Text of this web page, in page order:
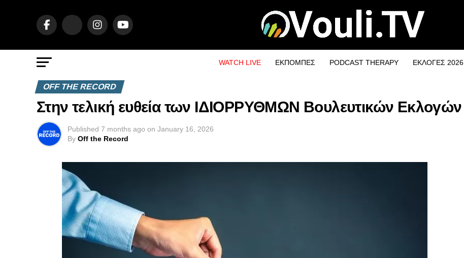
WATCH LIVE ΕΚΠΟΜΠΕΣ PODCAST THERAPY ΕΚΛΟΓΕΣ 2026
OFF THE RECORD
Στην τελική ευθεία των ΙΔΙΟΡΡΥΘΜΩΝ Βουλευτικών Εκλογών
Published 7 months ago on January 16, 2026
By Off the Record